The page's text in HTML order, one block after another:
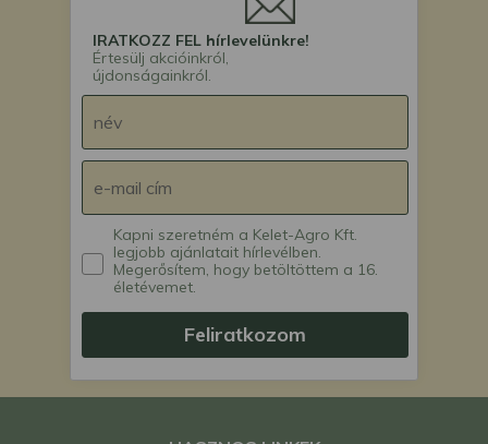
IRATKOZZ FEL hírlevelünkre!
Értesülj akcióinkról,
újdonságainkról.
Kapni szeretném a Kelet-Agro Kft.
legjobb ajánlatait hírlevélben.
Megerősítem, hogy betöltöttem a 16.
életévemet.
Feliratkozom